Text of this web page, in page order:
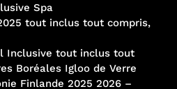
Spa
tout inclus tout compris,
Inclusive tout inclus tout
Boréales Igloo de Verre
Finlande 2025 2026 –